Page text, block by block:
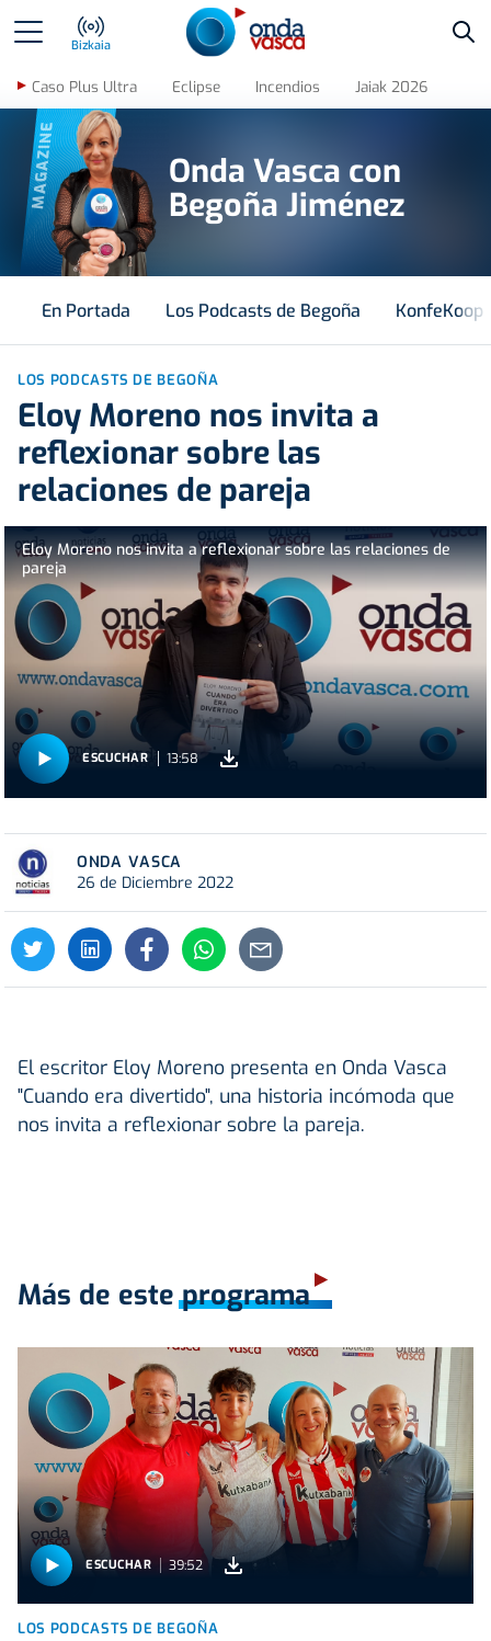
Bizkaia
Caso Plus Ultra Eclipse Incendios Jaiak 2026
MAGAZINE
Onda Vasca con
Begoña Jiménez
En Portada Los Podcasts de Begoña KonfeKoop
LOS PODCASTS DE BEGOÑA
Eloy Moreno nos invita a
reflexionar sobre las
relaciones de pareja
Eloy Moreno nos invita a reflexionar sobre las relaciones de
pareja
ESCUCHAR 13:58
ONDA VASCA
26 de Diciembre 2022
El escritor Eloy Moreno presenta en Onda Vasca
"Cuando era divertido", una historia incómoda que
nos invita a reflexionar sobre la pareja.
Más de este programa
ESCUCHAR 39:52
LOS PODCASTS DE BEGOÑA